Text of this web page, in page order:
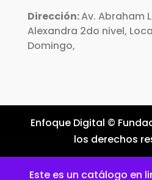
Este es un catálogo en
Dirección:Av. Abraham
Alexandra 2do nivel,
Domingo,
Enfoque Digital ©
los derechos